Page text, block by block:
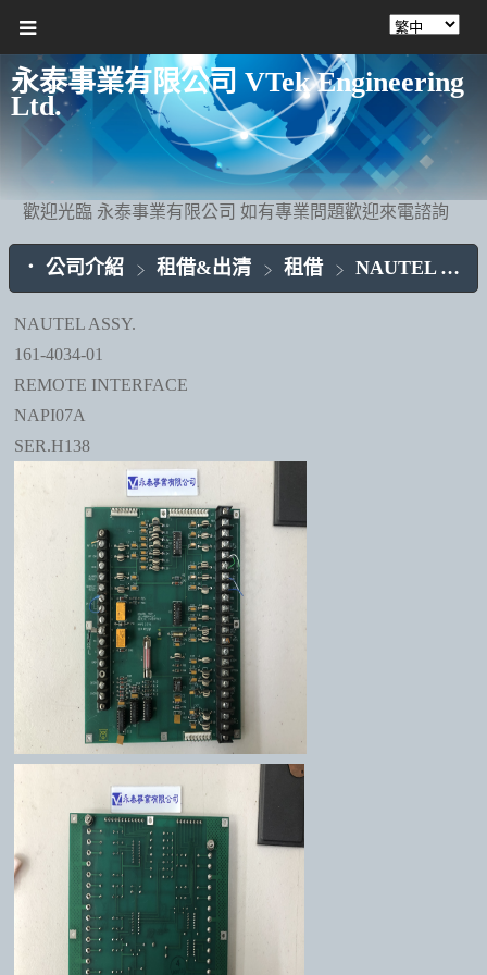
永泰事業有限公司 VTek Engineering
Ltd.
歡迎光臨 永泰事業有限公司 如有專業問題歡迎來電諮詢
公司介紹 租借&出清 租借 NAUTEL ASSY.
NAUTEL ASSY.
161-4034-01
REMOTE INTERFACE
NAPI07A
SER.H138